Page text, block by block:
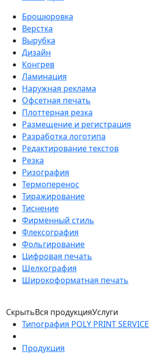
Брошюровка
Верстка
Вырубка
Дизайн
Конгрев
Ламинация
Наружная реклама
Офсетная печать
Плоттерная резка
Размещение и регистрация
Разработка логотипа
Редактирование текстов
Резка
Ризография
Термоперенос
Тиражирование
Тиснение
Фирменный стиль
Флексография
Фольгирование
Цифровая печать
Шелкография
Широкоформатная печать
СкрытьВся продукцияУслуги
Типография POLY PRINT SERVICE
Продукция